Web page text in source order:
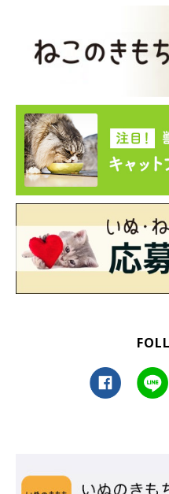
ロボット掃除機が苦手な
ッシュくん